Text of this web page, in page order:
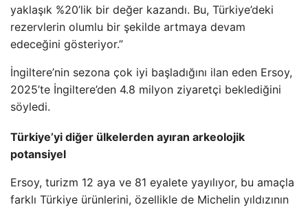
yaklaşık %20’lik bir değer kazandı. Bu, Türkiye’deki
rezervlerin olumlu bir şekilde artmaya devam
edeceğini gösteriyor.”
İngiltere’nin sezona çok iyi başladığını ilan eden Ersoy,
2025’te İngiltere’den 4.8 milyon ziyaretçi beklediğini
söyledi.
Türkiye’yi diğer ülkelerden ayıran arkeolojik
potansiyel
Ersoy, turizm 12 aya ve 81 eyalete yayılıyor, bu amaçla
farklı Türkiye ürünlerini, özellikle de Michelin yıldızının